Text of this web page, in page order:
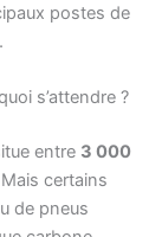
postes de
s’attendre ?
entre 3 000
certains
de pneus